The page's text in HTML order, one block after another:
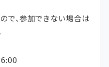
で、参加できない場合は